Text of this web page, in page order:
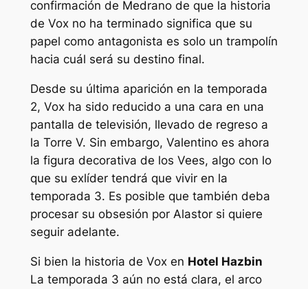
confirmación de Medrano de que la historia
de Vox no ha terminado significa que su
papel como antagonista es solo un trampolín
hacia cuál será su destino final.
Desde su última aparición en la temporada
2, Vox ha sido reducido a una cara en una
pantalla de televisión, llevado de regreso a
la Torre V. Sin embargo, Valentino es ahora
la figura decorativa de los Vees, algo con lo
que su exlíder tendrá que vivir en la
temporada 3. Es posible que también deba
procesar su obsesión por Alastor si quiere
seguir adelante.
Si bien la historia de Vox en Hotel Hazbin
La temporada 3 aún no está clara, el arco